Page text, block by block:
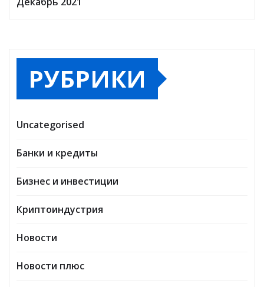
РУБРИКИ
Uncategorised
Банки и кредиты
Бизнес и инвестиции
Криптоиндустрия
Новости
Новости плюс